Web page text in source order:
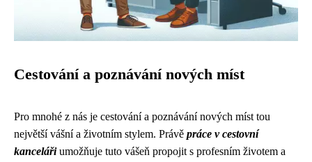
Cestování a poznávání nových míst
Pro mnohé z nás je cestování a poznávání nových míst tou
největší vášní a životním stylem. Právě práce v cestovní
kancelářiumožňuje tuto vášeň propojit s profesním životem a